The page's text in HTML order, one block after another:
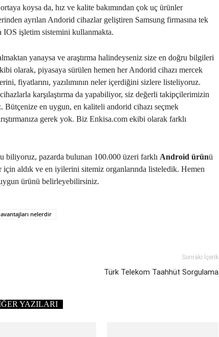
koysa da, hız ve kalite bakımından çok uç ürünler
ayrılan Andorid cihazlar geliştiren Samsung firmasına tek
IOS işletim sistemini kullanmakta.
yanaysa ve araştırma halindeyseniz size en doğru bilgileri
olarak, piyasaya sürülen hemen her Andorid cihazı mercek
fiyatlarını, yazılımının neler içerdiğini sizlere listeliyoruz.
karşılaştırma da yapabiliyor, siz değerli takipçilerimizin
Bütçenize en uygun, en kaliteli andorid cihazı seçmek
gerek yok. Biz Enkisa.com ekibi olarak farklı
biliyoruz, pazarda bulunan 100.000 üzeri farklı Android ürünü
için aldık ve en iyilerini sitemiz organlarında listeledik. Hemen
ürünü belirleyebilirsiniz.
avantajları nelerdir
Sonraki İçerik
Türk Telekom Taahhüt Sorgulama
YAZILARI